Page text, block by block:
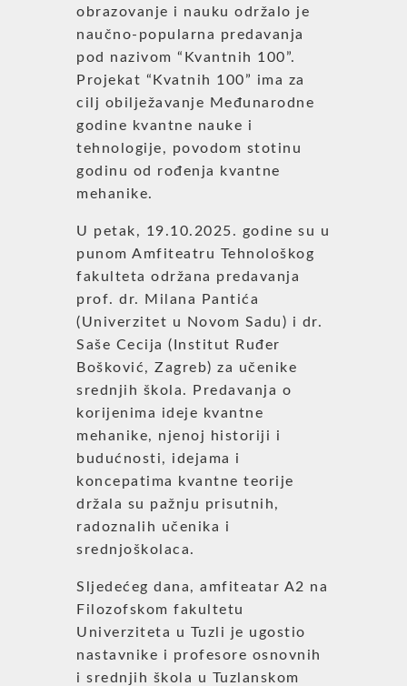
obrazovanje i nauku održalo je
naučno-popularna predavanja
pod nazivom “Kvantnih 100”.
Projekat “Kvatnih 100” ima za
cilj obilježavanje Međunarodne
godine kvantne nauke i
tehnologije, povodom stotinu
godinu od rođenja kvantne
mehanike.
U petak, 19.10.2025. godine su u
punom Amfiteatru Tehnološkog
fakulteta održana predavanja
prof. dr. Milana Pantića
(Univerzitet u Novom Sadu) i dr.
Saše Cecija (Institut Ruđer
Bošković, Zagreb) za učenike
srednjih škola. Predavanja o
korijenima ideje kvantne
mehanike, njenoj historiji i
budućnosti, idejama i
koncepatima kvantne teorije
držala su pažnju prisutnih,
radoznalih učenika i
srednjoškolaca.
Sljedećeg dana, amfiteatar A2 na
Filozofskom fakultetu
Univerziteta u Tuzli je ugostio
nastavnike i profesore osnovnih
i srednjih škola u Tuzlanskom